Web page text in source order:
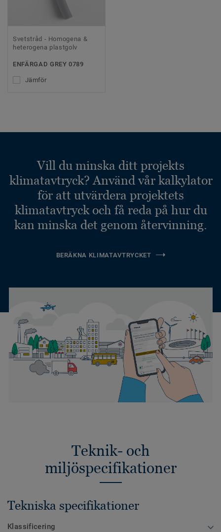
Svetstråd - Homogena &
heterogena plastgolv
ENFÄRGAD GREY 0789
Jämför
Vill du minska ditt projekts
klimatavtryck? Använd vår kalkylator
för att utvärdera projektets
klimatavtryck och få reda på hur du
kan minska det genom återvinning.
BERÄKNA KLIMATAVTRYCKET
Teknik- och
miljöspecifikationer
Tekniska specifikationer
Klassificering